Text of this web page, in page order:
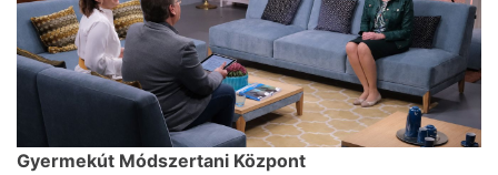
Gyermekút Módszertani Központ